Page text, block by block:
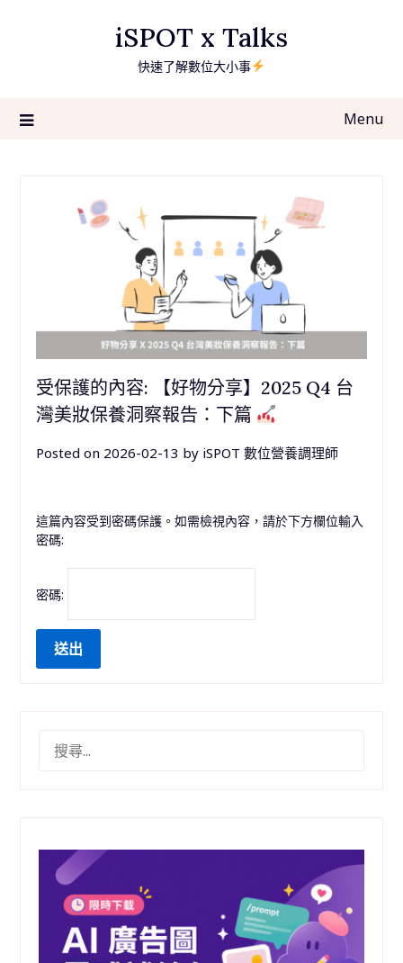
iSPOT x Talks
快速了解數位大小事
Menu
受保護的內容: 【好物分享】2025 Q4 台
灣美妝保養洞察報告：下篇
Posted on 2026-02-13 by iSPOT 數位營養調理師
這篇內容受到密碼保護。如需檢視內容，請於下方欄位輸入
密碼:
密碼: